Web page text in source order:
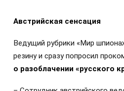
Австрийская сенсация
Ведущий рубрики «Мир
резину и сразу попросил
о разоблачении «русского